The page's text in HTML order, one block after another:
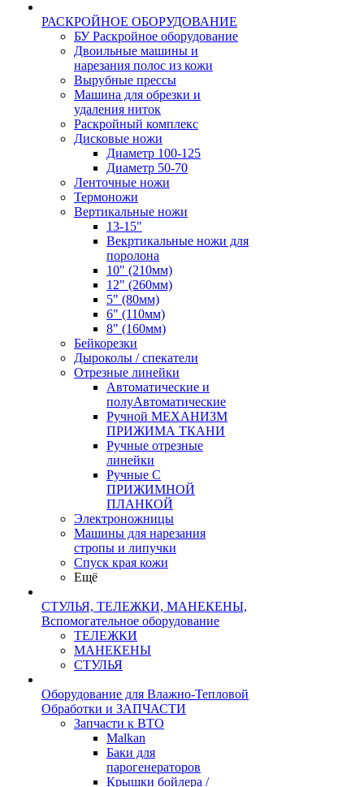
РАСКРОЙНОЕ ОБОРУДОВАНИЕ
БУ Раскройное оборудование
Двоильные машины и
нарезания полос из кожи
Вырубные прессы
Машина для обрезки и
удаления ниток
Раскройный комплекс
Дисковые ножи
Диаметр 100-125
Диаметр 50-70
Ленточные ножи
Термоножи
Вертикальные ножи
13-15"
Векртикальные ножи для
поролона
10" (210мм)
12" (260мм)
5" (80мм)
6" (110мм)
8" (160мм)
Бейкорезки
Дыроколы / спекатели
Отрезные линейки
Автоматические и
полуАвтоматические
Ручной МЕХАНИЗМ
ПРИЖИМА ТКАНИ
Ручные отрезные
линейки
Ручные С
ПРИЖИМНОЙ
ПЛАНКОЙ
Электроножницы
Машины для нарезания
стропы и липучки
Спуск края кожи
Ещё
СТУЛЬЯ, ТЕЛЕЖКИ, МАНЕКЕНЫ,
Вспомогательное оборудование
ТЕЛЕЖКИ
МАНЕКЕНЫ
СТУЛЬЯ
Оборудование для Влажно-Тепловой
Обработки и ЗАПЧАСТИ
Запчасти к ВТО
Malkan
Баки для
парогенераторов
Крышки бойлера /